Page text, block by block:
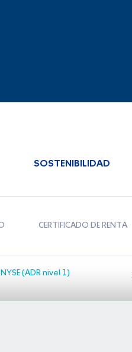
SOSTENIBILIDAD
CERTIFICADO DE RENTA
NYSE (ADR nivel 1)